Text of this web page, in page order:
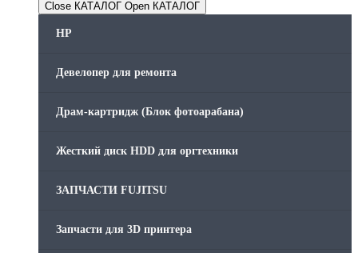
Close КАТАЛОГ Open КАТАЛОГ
HP
Девелопер для ремонта
Драм-картридж (Блок фотоарабана)
Жесткий диск HDD для оргтехники
ЗАПЧАСТИ FUJITSU
Запчасти для 3D принтера